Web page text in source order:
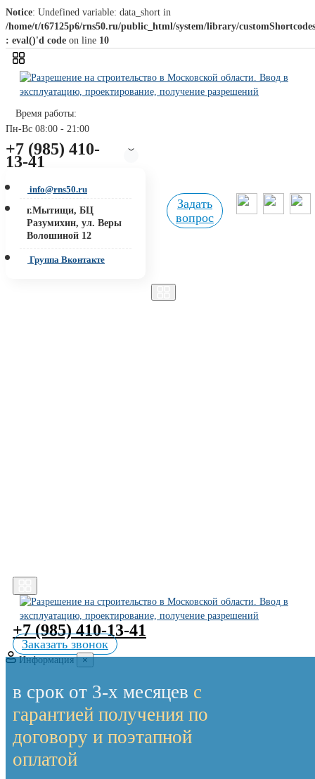
Notice: Undefined variable: data_short in
/home/t/t67125p6/rns50.ru/public_html/system/library/
: eval()'d code on line 10
Время работы:
Пн-Вс 08:00 - 21:00
+7 (985) 410-
13-41
info@rns50.ru
г.Мытищи, БЦ
Разумихин, ул. Веры
Волошиной 12
Группа Вконтакте
Задать
вопрос
+7 (985) 410-13-41
Заказать звонок
Информация ×
в срок от 3-х месяцев с
гарантией получения по
договору и поэтапной
оплатой